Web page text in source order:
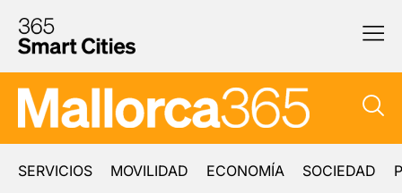
SERVICIOS MOVILIDAD ECONOMÍA SOCIEDAD